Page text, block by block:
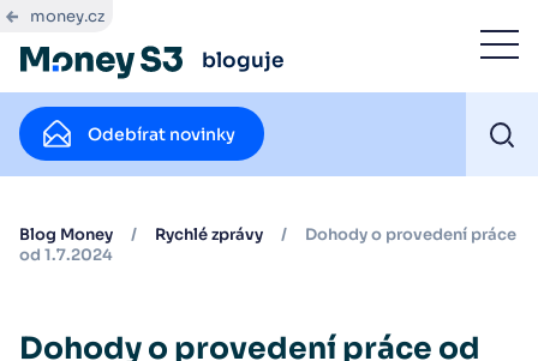
money.cz
bloguje
Odebírat novinky
Blog Money / Rychlé zprávy /
Dohody o provedení práce
od 1.7.2024
Dohody o provedení práce od